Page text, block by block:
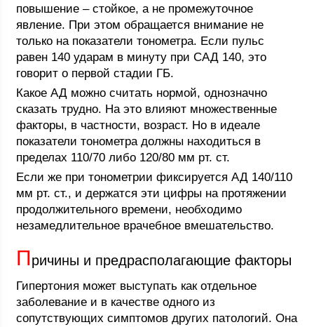
повышение – стойкое, а не промежуточное
явление. При этом обращается внимание не
только на показатели тонометра. Если пульс
равен 140 ударам в минуту при САД 140, это
говорит о первой стадии ГБ.
Какое АД можно считать нормой, однозначно
сказать трудно. На это влияют множественные
факторы, в частности, возраст. Но в идеале
показатели тонометра должны находиться в
пределах 110/70 либо 120/80 мм рт. ст.
Если же при тонометрии фиксируется АД 140/110
мм рт. ст., и держатся эти цифры на протяжении
продолжительного времени, необходимо
незамедлительное врачебное вмешательство.
Причины и предрасполагающие факторы
Гипертония может выступать как отдельное
заболевание и в качестве одного из
сопутствующих симптомов других патологий. Она